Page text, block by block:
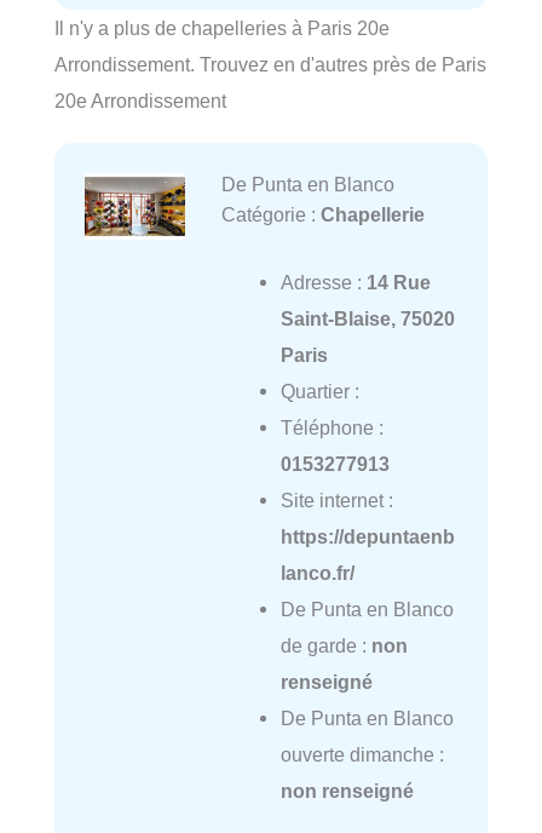
Il n'y a plus de chapelleries à Paris 20e
Arrondissement. Trouvez en d'autres près de Paris
20e Arrondissement
De Punta en Blanco
Catégorie : Chapellerie
Adresse : 14 Rue
Saint-Blaise, 75020
Paris
Quartier :
Téléphone :
0153277913
Site internet :
https://depuntaenb
lanco.fr/
De Punta en Blanco
de garde : non
renseigné
De Punta en Blanco
ouverte dimanche :
non renseigné